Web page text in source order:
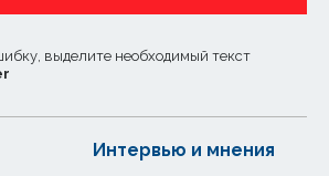
выделите необходимый текст
Интервью и мнения